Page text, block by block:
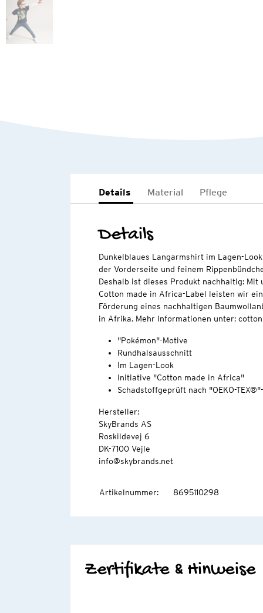
Details Material Pflege
Details
Dunkelblaues Langarmshirt im Lagen-
der Vorderseite und feinem
Deshalb ist dieses Produkt nachhaltig: Mit
Cotton made in Africa-Label leisten wir
Förderung eines nachhaltigen
in Afrika. Mehr Informationen unter:
"Pokémon"-Motive
Rundhalsausschnitt
Im Lagen-Look
Initiative "Cotton made in Africa"
Schadstoffgeprüft nach "OEKO-
Hersteller:
SkyBrands AS
Roskildevej 6
DK-7100 Vejle
info@skybrands.net
Artikelnummer: 8695110298
Zertifikate & Hinweise